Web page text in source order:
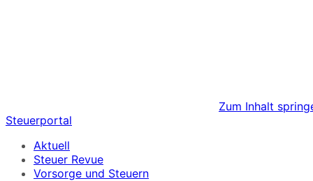
Zum Inhalt
Steuerportal
Aktuell
Steuer Revue
Vorsorge und Steuern